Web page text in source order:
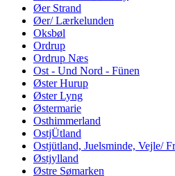
Øer Strand
Øer/ Lærkelunden
Oksbøl
Ordrup
Ordrup Næs
Ost - Und Nord - Fünen
Øster Hurup
Øster Lyng
Østermarie
Osthimmerland
OstjÜtland
Ostjütland, Juelsminde, Vejle/
Østjylland
Østre Sømarken